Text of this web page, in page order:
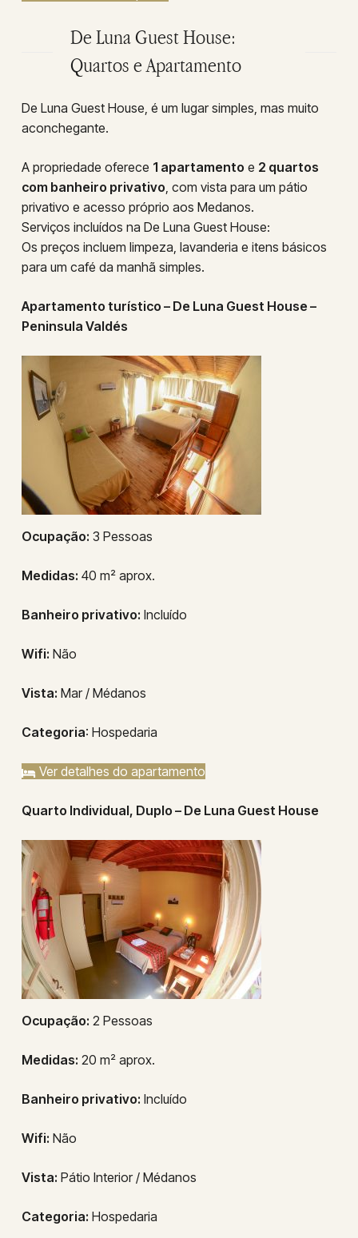
De Luna Guest House:
Quartos e Apartamento
De Luna Guest House, é um lugar simples, mas muito
aconchegante.
A propriedade oferece 1 apartamento e 2 quartos
com banheiro privativo, com vista para um pátio
privativo e acesso próprio aos Medanos.
Serviços incluídos na De Luna Guest House:
Os preços incluem limpeza, lavanderia e itens básicos
para um café da manhã simples.
Apartamento turístico – De Luna Guest House –
Peninsula Valdés
Ocupação: 3 Pessoas
Medidas: 40 m² aprox.
Banheiro privativo: Incluído
Wifi: Não
Vista: Mar / Médanos
Categoria: Hospedaria
Ver detalhes do apartamento
Quarto Individual, Duplo – De Luna Guest House
Ocupação: 2 Pessoas
Medidas: 20 m² aprox.
Banheiro privativo: Incluído
Wifi: Não
Vista: Pátio Interior / Médanos
Categoria: Hospedaria